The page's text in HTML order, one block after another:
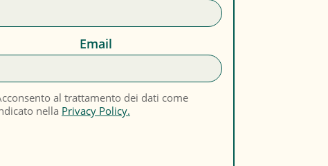
Email
al trattamento dei dati come
nella Privacy Policy.